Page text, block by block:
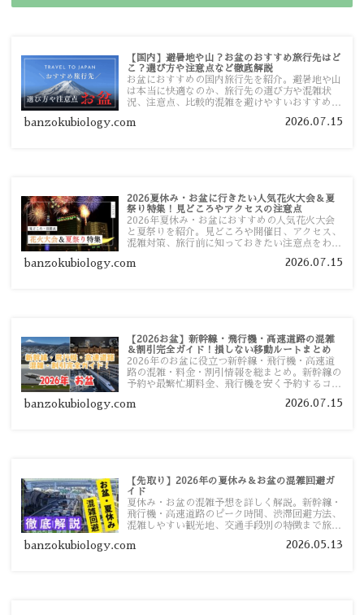
【国内】避暑地や山？お盆のおすすめ旅行先はど
こ？選び方や注意点など徹底解説
お盆におすすめの国内旅行先を紹介。避暑地や山
は本当に快適なのか、旅行先の選び方や混雑状
況、注意点、比較的混雑を避けやすいおすすめス
す。
banzokubiology.com 2026.07.15
2026夏休み・お盆に行きたい人気花火大会＆夏
祭り特集！見どころやアクセスの注意点
2026年夏休み・お盆におすすめの人気花火大会
と夏祭りを紹介。見どころや開催日、アクセス、
混雑対策、旅行前に知っておきたい注意点をわか
banzokubiology.com 2026.07.15
【2026お盆】新幹線・飛行機・高速道路の混雑
＆割引完全ガイド！損しない移動ルートまとめ
2026年のお盆に役立つ新幹線・飛行機・高速道
路の混雑・料金・割引情報を総まとめ。新幹線の
予約や最繁忙期料金、飛行機を安く予約するコ
い移動方法を分かりやすく解説します。
banzokubiology.com 2026.07.15
【先取り】2026年の夏休み＆お盆の混雑回避ガ
イド
夏休み・お盆の混雑予想を詳しく解説。新幹線・
飛行機・高速道路のピーク時間、渋滞回避方法、
混雑しやすい観光地、交通手段別の特徴まで旅行
banzokubiology.com 2026.05.13